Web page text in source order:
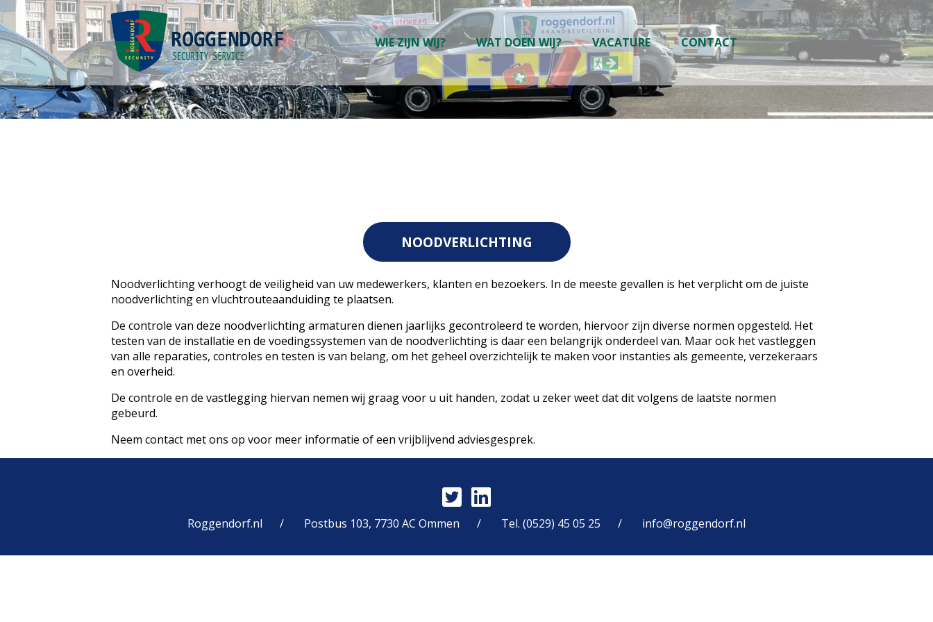
WIE ZIJN WIJ? WAT DOEN WIJ? VACATURE CONTACT
NOODVERLICHTING
Noodverlichting verhoogt de veiligheid van uw medewerkers, klanten en bezoekers. In de meeste gevallen is het verplicht om de juiste
noodverlichting en vluchtrouteaanduiding te plaatsen.
De controle van deze noodverlichting armaturen dienen jaarlijks gecontroleerd te worden, hiervoor zijn diverse normen opgesteld. Het
testen van de installatie en de voedingssystemen van de noodverlichting is daar een belangrijk onderdeel van. Maar ook het vastleggen
van alle reparaties, controles en testen is van belang, om het geheel overzichtelijk te maken voor instanties als gemeente, verzekeraars
en overheid.
De controle en de vastlegging hiervan nemen wij graag voor u uit handen, zodat u zeker weet dat dit volgens de laatste normen
gebeurd.
Neem contact met ons op voor meer informatie of een vrijblijvend adviesgesprek.
Roggendorf.nl Postbus 103, 7730 AC Ommen Tel. (0529) 45 05 25 info@roggendorf.nl